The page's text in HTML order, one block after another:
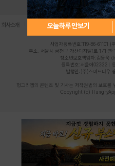
오늘하루 안보기
로그인 PC버
회사소개 | 개인정보 처리방침
사업자등록번호:119-86-61101 (
주소: 서울시 금천구 가산디지털1로 171
청소년보호책임자:김동욱
등록번호:서울아02322 |
발행인:(주)스마트나우
헝그리앱의 콘텐츠 및 기사는 저작권법의 보호를
Copyright (c)